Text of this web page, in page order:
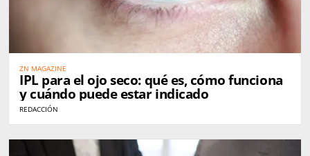
ZN MAGAZINE
IPL para el ojo seco: qué es, cómo funciona
y cuándo puede estar indicado
REDACCIÓN